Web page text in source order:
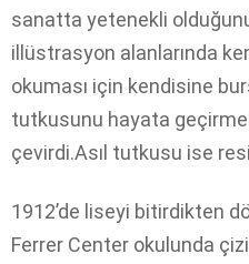
sanatta yetenekli
illüstrasyon alanlarında
okuması için kendisine
tutkusunu hayata
çevirdi.Asıl tutkusu ise
1912’de liseyi bitirdikten
Ferrer Center okulunda